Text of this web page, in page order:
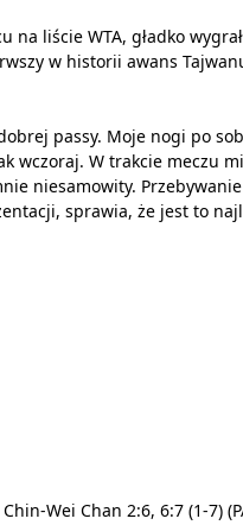
na liście WTA, gładko
w historii awans
passy. Moje nogi po
wczoraj. W trakcie meczu
niesamowity.
sprawia, że jest to
Wei Chan 2:6, 6:7 (1-7)